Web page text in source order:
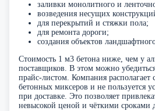
заливки монолитного и
возведения несущих
для перекрытий и стяжки пола;
для ремонта дороги;
создания объектов
Стоимость 1 м3 бетона ниже, чем у
поставщиков. В этом можно
прайс-листом. Компания располагает
бетонных миксеров и не пользуется
при доставке. Это позволяет
невысокой ценой и чёткими сроками